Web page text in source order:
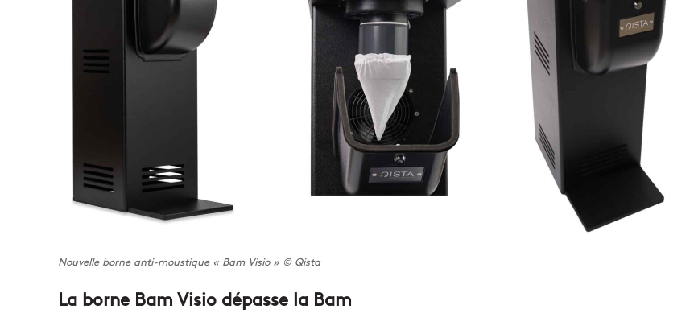
Nouvelle borne anti-moustique « Bam Visio » © Qista
La borne Bam Visio dépasse la Bam